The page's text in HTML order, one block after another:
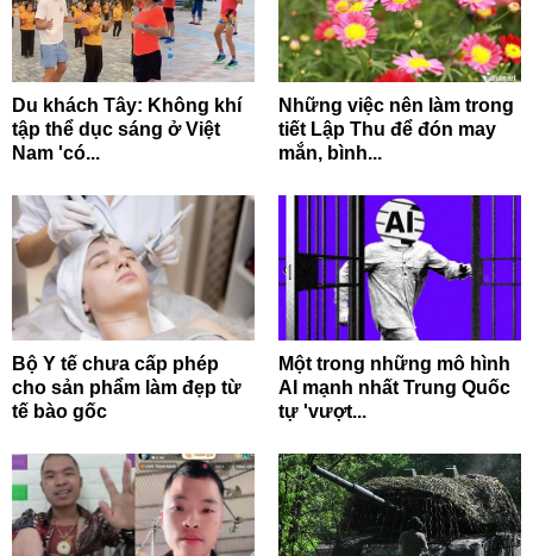
Du khách Tây: Không khí
tập thể dục sáng ở Việt
Nam 'có...
Những việc nên làm trong
tiết Lập Thu để đón may
mắn, bình...
Bộ Y tế chưa cấp phép
cho sản phẩm làm đẹp từ
tế bào gốc
Một trong những mô hình
AI mạnh nhất Trung Quốc
tự 'vượt...